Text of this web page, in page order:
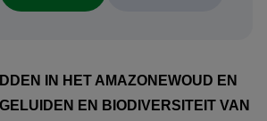
op zoek naar kaaimannen,
Mato Grosso, wachten
en tropische natuur. Hier snorkelt u
IN HET AMAZONEWOUD EN
EN BIODIVERSITEIT VAN